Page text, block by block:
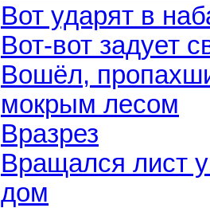
Вот ударят в
Вот-вот задует
Вошёл,
мокрым лесом
Вразрез
Вращался лист
дом